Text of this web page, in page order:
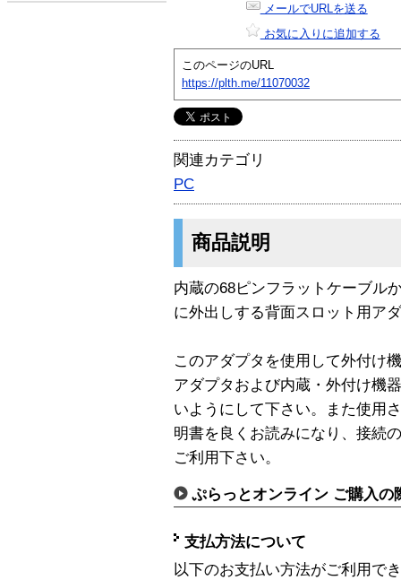
メールでURLを送る
お気に入りに追加する
このページのURL
https://plth.me/11070032
関連カテゴリ
PC
商品説明
内蔵の68ピンフラットケーブル
に外出しする背面スロット用ア
このアダプタを使用して外付け
アダプタおよび内蔵・外付け機
いようにして下さい。また使用
明書を良くお読みになり、接続
ご利用下さい。
ぷらっとオンライン ご購入の
支払方法について
以下のお支払い方法がご利用で